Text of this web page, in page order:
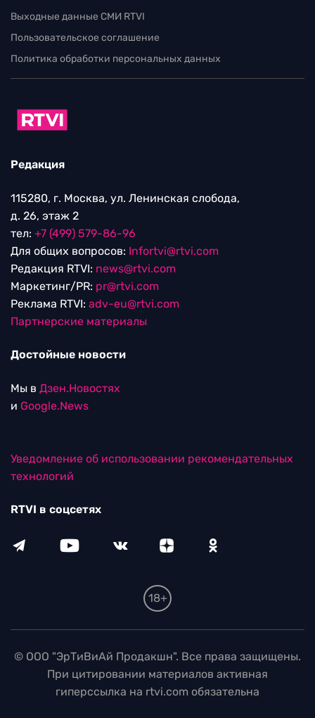
Выходные данные СМИ RTVI
Пользовательское соглашение
Политика обработки персональных данных
Редакция
115280, г. Москва, ул. Ленинская слобода,
д. 26, этаж 2
тел: +7 (499) 579-86-96
Для общих вопросов: Infortvi@rtvi.com
Редакция RTVI: news@rtvi.com
Маркетинг/PR: pr@rtvi.com
Реклама RTVI: adv-eu@rtvi.com
Партнерские материалы
Достойные новости
Мы в Дзен.Новостях
и Google.News
Уведомление об использовании рекомендательных
технологий
RTVI в соцсетях
18+
© ООО "ЭрТиВиАй Продакшн". Все права защищены.
При цитировании материалов активная
гиперссылка на rtvi.com обязательна